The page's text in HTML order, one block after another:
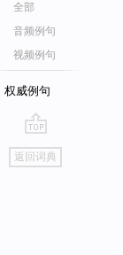
全部
音频例句
视频例句
权威例句
go
top
返回词典